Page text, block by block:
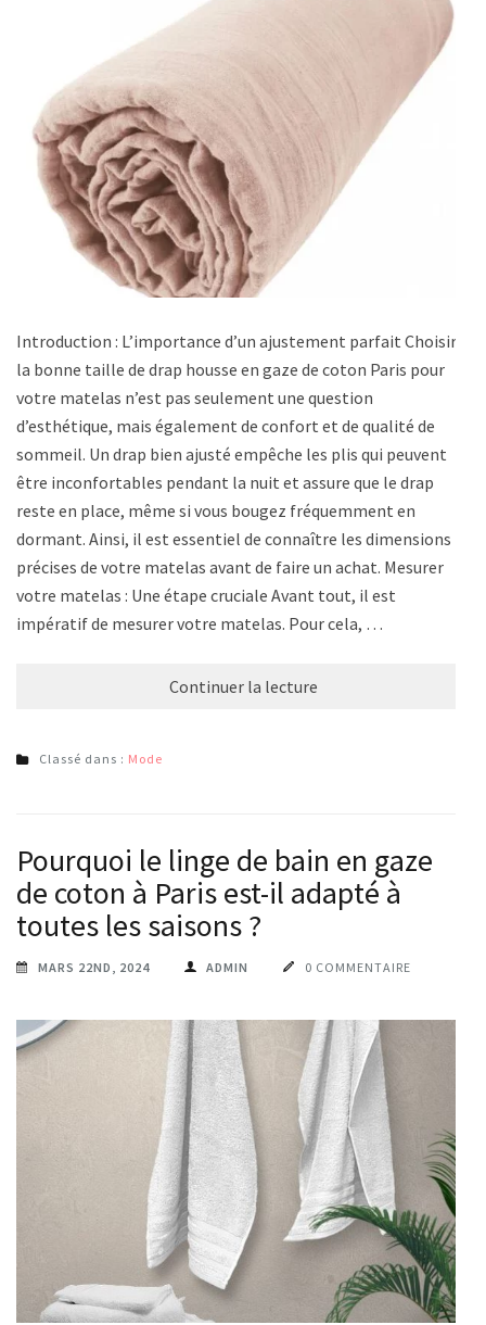
Introduction : L’importance d’un ajustement parfait Choisir
la bonne taille de drap housse en gaze de coton Paris pour
votre matelas n’est pas seulement une question
d’esthétique, mais également de confort et de qualité de
sommeil. Un drap bien ajusté empêche les plis qui peuvent
être inconfortables pendant la nuit et assure que le drap
reste en place, même si vous bougez fréquemment en
dormant. Ainsi, il est essentiel de connaître les dimensions
précises de votre matelas avant de faire un achat. Mesurer
votre matelas : Une étape cruciale Avant tout, il est
impératif de mesurer votre matelas. Pour cela, …
Continuer la lecture
Classé dans : Mode
Pourquoi le linge de bain en gaze
de coton à Paris est-il adapté à
toutes les saisons ?
MARS 22ND, 2024 ADMIN 0 COMMENTAIRE